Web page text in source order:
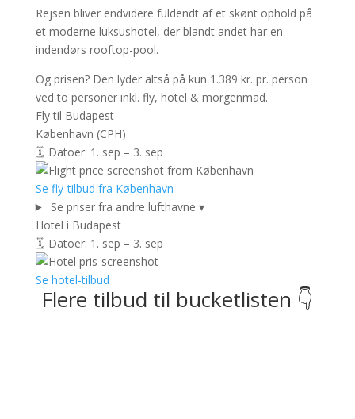
Rejsen bliver endvidere fuldendt af et skønt ophold på
et moderne luksushotel, der blandt andet har en
indendørs rooftop-pool.
Og prisen? Den lyder altså på kun 1.389 kr. pr. person
ved to personer inkl. fly, hotel & morgenmad.
Fly til Budapest
København (CPH)
🗓️ Datoer: 1. sep – 3. sep
Se fly-tilbud fra København
Se priser fra andre lufthavne ▾
Hotel i Budapest
🗓️ Datoer: 1. sep – 3. sep
Se hotel-tilbud
Flere tilbud til bucketlisten 👇